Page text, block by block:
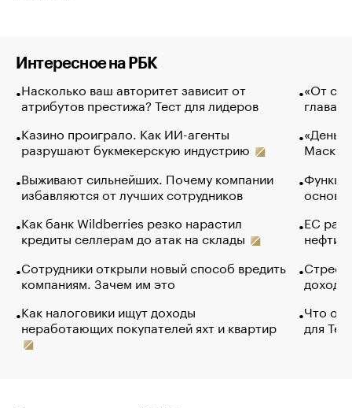
Интересное на РБК
Насколько ваш авторитет зависит от
атрибутов престижа? Тест для лидеров
Казино проиграло. Как ИИ-агенты
разрушают букмекерскую индустрию
Выживают сильнейших. Почему компании
избавляются от лучших сотрудников
Как банк Wildberries резко нарастил
кредиты селлерам до атак на склады
Сотрудники открыли новый способ вредить
компаниям. Зачем им это
Как налоговики ищут доходы
неработающих покупателей яхт и квартир
«От
глава
Маск в
основ
ЕС
нефти
Что
для